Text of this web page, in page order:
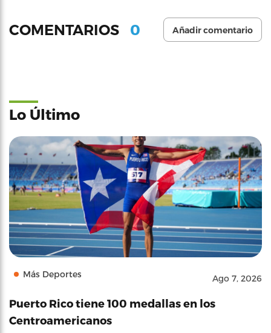
COMENTARIOS 0 Añadir comentario
Lo Último
Más Deportes Ago 7, 2026
Puerto Rico tiene 100 medallas en los
Centroamericanos